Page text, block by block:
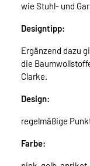
wie Stuhl- und
Designtipp:
Ergänzend dazu
die
Clarke.
Design:
regelmäßige
Farbe: